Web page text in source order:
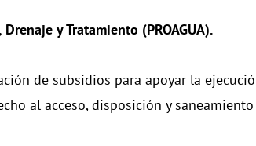
y Tratamiento (PROAGUA).
de subsidios para apoyar la
al acceso, disposición y